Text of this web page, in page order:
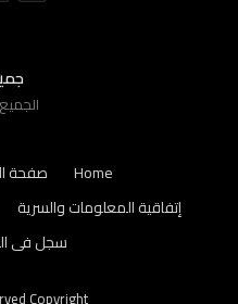
Home صفحة
إتفاقية المعلومات والسرية
سجل فى